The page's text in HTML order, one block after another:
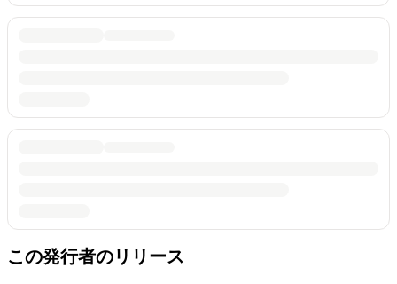
この発行者のリリース